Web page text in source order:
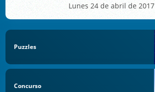
Lunes 24 de abril de 2017
Puzzles
Concurso